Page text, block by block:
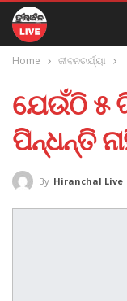
Home ଜୀବନଚର୍ଯ୍ୟା
ଯେଉଁଠି ୫
ପିନ୍ଧନ୍ତି
By Hiranchal Live